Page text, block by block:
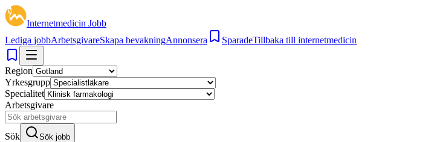
Internetmedicin Jobb
Lediga jobbArbetsgivareSkapa bevakningAnnonsera SparadeTillbaka till internetmedicin
Region
Yrkesgrupp
Specialitet
Arbetsgivare
Sök Sök jobb